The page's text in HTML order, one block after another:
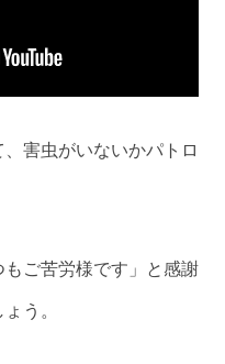
害虫がいないかパトロ
ご苦労様です」と感謝
う。